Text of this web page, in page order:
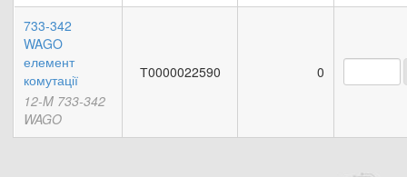
733-342
WAGO
елемент
комутації
12-M 733-342
WAGO
Т0000022590 0